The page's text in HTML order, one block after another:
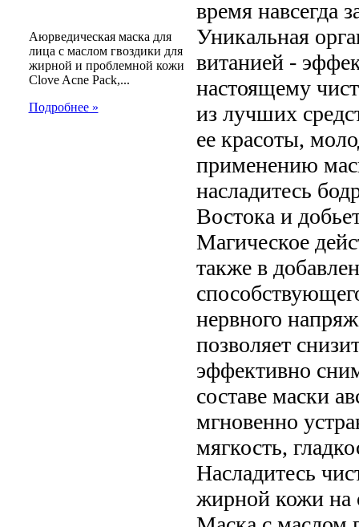
Аюрведическая маска для
лица с маслом гвоздики для
жирной и проблемной кожи
Clove Acne Pack,...
Подробнее »
время навсегда
Уникальная
витанией -
настоящему
из лучших
ее красоты,
применению
насладитесь
Востока и
Магическое
также в
нервного
позволяет
эффективно
составе маски
мгновенно
мягкость,
Насладитесь
жирной кожи на